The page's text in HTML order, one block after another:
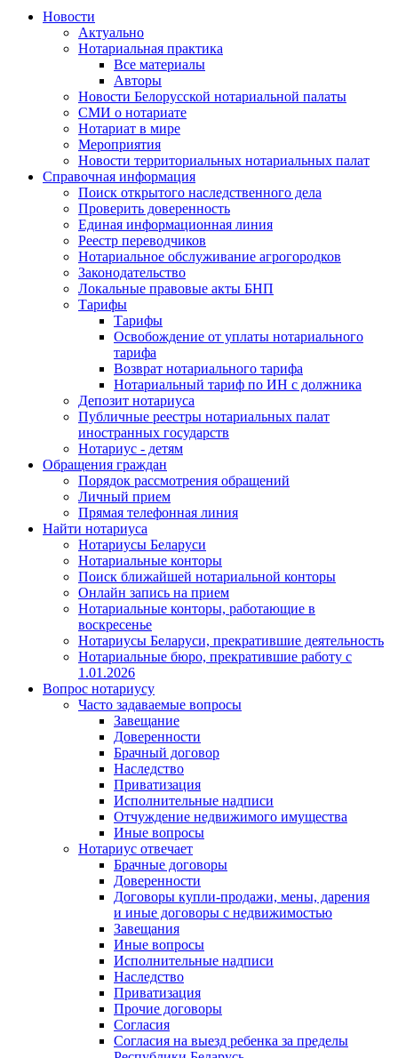
Новости
Актуально
Нотариальная практика
Все материалы
Авторы
Новости Белорусской нотариальной палаты
СМИ о нотариате
Нотариат в мире
Мероприятия
Новости территориальных нотариальных палат
Справочная информация
Поиск открытого наследственного дела
Проверить доверенность
Единая информационная линия
Реестр переводчиков
Нотариальное обслуживание агрогородков
Законодательство
Локальные правовые акты БНП
Тарифы
Тарифы
Освобождение от уплаты нотариального
тарифа
Возврат нотариального тарифа
Нотариальный тариф по ИН с должника
Депозит нотариуса
Публичные реестры нотариальных палат
иностранных государств
Нотариус - детям
Обращения граждан
Порядок рассмотрения обращений
Личный прием
Прямая телефонная линия
Найти нотариуса
Нотариусы Беларуси
Нотариальные конторы
Поиск ближайшей нотариальной конторы
Онлайн запись на прием
Нотариальные конторы, работающие в
воскресенье
Нотариусы Беларуси, прекратившие деятельность
Нотариальные бюро, прекратившие работу с
1.01.2026
Вопрос нотариусу
Часто задаваемые вопросы
Завещание
Доверенности
Брачный договор
Наследство
Приватизация
Исполнительные надписи
Отчуждение недвижимого имущества
Иные вопросы
Нотариус отвечает
Брачные договоры
Доверенности
Договоры купли-продажи, мены, дарения
и иные договоры с недвижимостью
Завещания
Иные вопросы
Исполнительные надписи
Наследство
Приватизация
Прочие договоры
Согласия
Согласия на выезд ребенка за пределы